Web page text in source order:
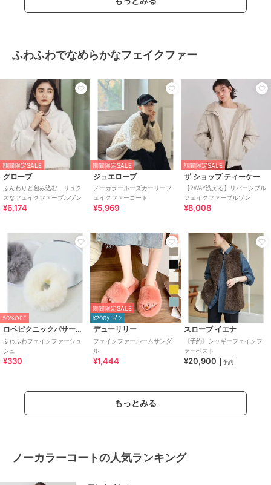
ふわふわでなめらかなフェイクファー
期間限定SALE
グローブ
ふんわりと包み込む、リュク
スなフェイクファーブルゾン
¥6,174
期間限定SALE
ジュエローブ
ノーカラールーズカーリーフ
ェイクファーコート
¥5,969
期間限定SALE
ザ ショップ ティーケー
【2WAY洗える】リバーシブル
フェイクファーブルゾン
¥8,008
50%OFF
ロペピクニックパサージュ
ふわふわフェイクファーシュ
シュ
¥330
期間限定SALE
¥200ｸｰﾎﾟﾝ
デューリリー
フェイクファールームサンダ
ル
¥1,444
スローブ イエナ
《予約》シャギーフェイクフ
ァーベスト
¥20,900 予約
もっとみる
ノーカラーコートの人気ランキング